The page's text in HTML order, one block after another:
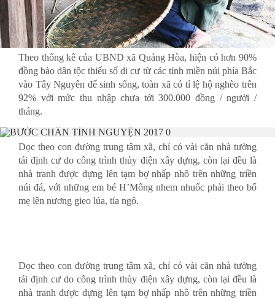
Theo thống kê của UBND xã Quảng Hòa, hiện có hơn 90%
đồng bào dân tộc thiểu số di cư từ các tỉnh miền núi phía Bắc
vào Tây Nguyên để sinh sống, toàn xã có tỉ lệ hộ nghèo trên
92% với mức thu nhập chưa tới 300.000 đồng / người /
tháng.
Dọc theo con đường trung tâm xã, chỉ có vài căn nhà tường
tái định cư do công trình thủy điện xây dựng, còn lại đều là
nhà tranh được dựng lên tạm bợ nhấp nhô trên những triền
núi đá, với những em bé H’Mông nhem nhuốc phải theo bố
mẹ lên nương gieo lúa, tỉa ngô.
Dọc theo con đường trung tâm xã, chỉ có vài căn nhà tường
tái định cư do công trình thủy điện xây dựng, còn lại đều là
nhà tranh được dựng lên tạm bợ nhấp nhô trên những triền